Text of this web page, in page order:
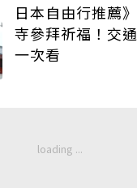
日本自由行推薦
寺參拜祈福！交
一次看